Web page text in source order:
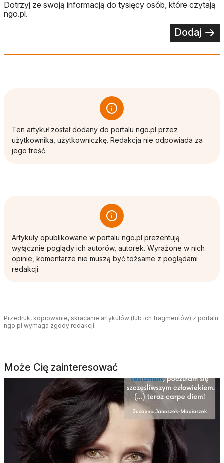
Dotrzyj ze swoją informacją do tysięcy osób, które czytają
ngo.pl.
Dodaj
Ten artykuł został dodany do portalu ngo.pl przez
użytkownika, użytkowniczkę. Redakcja nie odpowiada za
jego treść.
Artykuły opublikowane w portalu ngo.pl prezentują
wyłącznie poglądy ich autorów, autorek. Wyrażone w nich
opinie, komentarze nie muszą być tożsame z poglądami
redakcji.
Przedruk, kopiowanie, skracanie artykułów (lub ich fragmentów) z portalu
ngo.pl wymaga zgody redakcji.
Może Cię zainteresować